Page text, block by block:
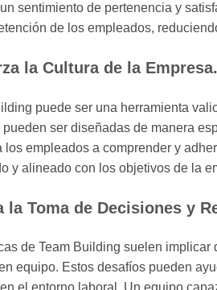
sentimiento de pertenencia y
de los empleados,
la Cultura de la Empresa.
puede ser una herramienta
ser diseñadas de manera
los empleados a comprender y
y alineado con los objetivos de la
la Toma de Decisiones y
de Team Building suelen
equipo. Estos desafíos pueden